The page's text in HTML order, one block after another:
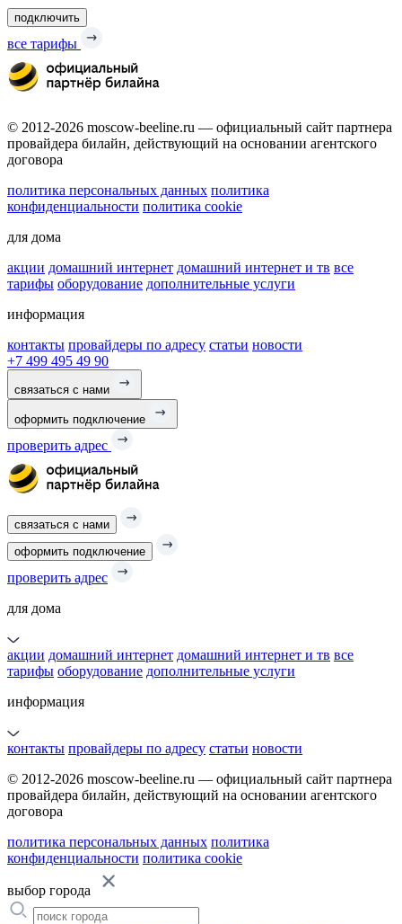
подключить
все тарифы
© 2012-2026 moscow-beeline.ru — официальный сайт партнера
провайдера билайн, действующий на основании агентского
договора
политика персональных данных политика
конфиденциальности политика cookie
для дома
акции домашний интернет домашний интернет и тв все
тарифы оборудование дополнительные услуги
информация
контакты провайдеры по адресу статьи новости
+7 499 495 49 90
связаться с нами
оформить подключение
проверить адрес
связаться с нами
оформить подключение
проверить адрес
для дома
акции домашний интернет домашний интернет и тв все
тарифы оборудование дополнительные услуги
информация
контакты провайдеры по адресу статьи новости
© 2012-2026 moscow-beeline.ru — официальный сайт партнера
провайдера билайн, действующий на основании агентского
договора
политика персональных данных политика
конфиденциальности политика cookie
выбор города